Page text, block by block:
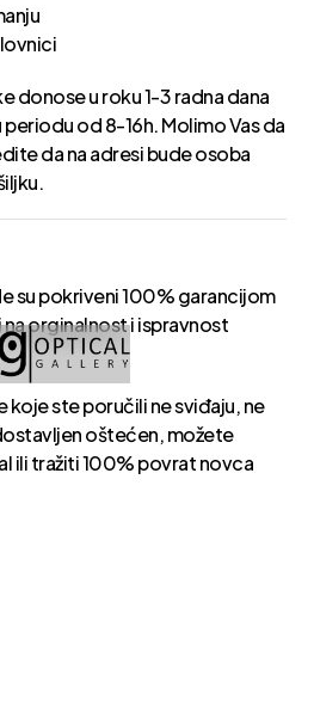
donose u roku 1-3 radna dana
periodu od 8-16h. Molimo Vas da
da na adresi bude osoba
su pokriveni 100% garancijom
na orginalnost i ispravnost
koje ste poručili ne sviđaju, ne
oštećen, možete
ili tražiti 100% povrat novca